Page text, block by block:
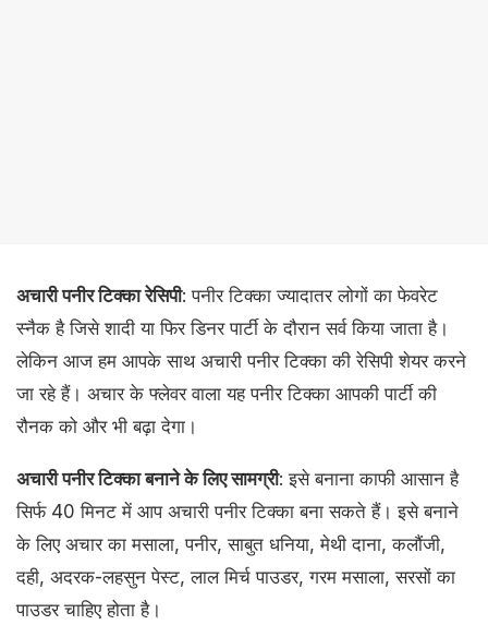
अचारी पनीर टिक्का रेसिपी: पनीर टिक्का ज्यादातर लोगों का फेवरेट
स्नैक है जिसे शादी या फिर डिनर पार्टी के दौरान सर्व किया जाता है।
लेकिन आज हम आपके साथ अचारी पनीर टिक्का की रेसिपी शेयर करने
जा रहे हैं। अचार के फ्लेवर वाला यह पनीर टिक्का आपकी पार्टी की
रौनक को और भी बढ़ा देगा।
अचारी पनीर टिक्का बनाने के लिए सामग्री: इसे बनाना काफी आसान है
सिर्फ 40 मिनट में आप अचारी पनीर टिक्का बना सकते हैं। इसे बनाने
के लिए अचार का मसाला, पनीर, साबुत धनिया, मेथी दाना, कलौंजी,
दही, अदरक-लहसुन पेस्ट, लाल मिर्च पाउडर, गरम मसाला, सरसों का
पाउडर चाहिए होता है।